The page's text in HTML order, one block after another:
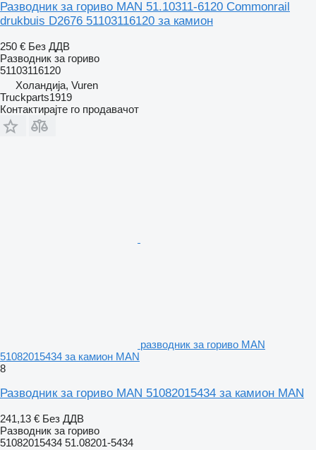
Разводник за гориво MAN 51.10311-6120 Commonrail
drukbuis D2676 51103116120 за камион
250 € Без ДДВ
Разводник за гориво
51103116120
Холандија, Vuren
Truckparts1919
Контактирајте го продавачот
разводник за гориво MAN
51082015434 за камион MAN
8
Разводник за гориво MAN 51082015434 за камион MAN
241,13 € Без ДДВ
Разводник за гориво
51082015434 51.08201-5434